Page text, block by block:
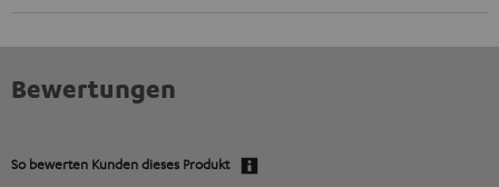
Bewertungen
So bewerten Kunden dieses Produkt